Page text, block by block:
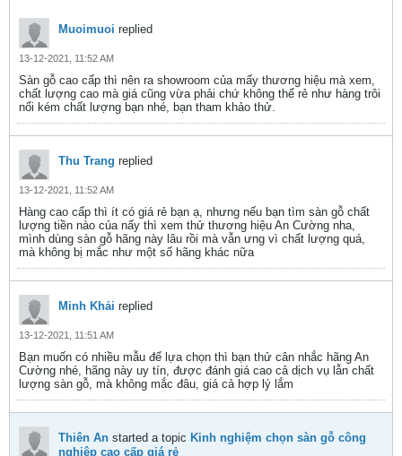
Muoimuoi replied
13-12-2021, 11:52 AM
Sàn gỗ cao cấp thì nên ra showroom của mấy thương hiệu mà xem,
chất lượng cao mà giá cũng vừa phải chứ không thể rẻ như hàng trôi
nổi kém chất lượng bạn nhé, bạn tham khảo thử.
Thu Trang replied
13-12-2021, 11:52 AM
Hàng cao cấp thì ít có giá rẻ bạn ạ, nhưng nếu bạn tìm sàn gỗ chất
lượng tiền nào của nấy thì xem thử thương hiệu An Cường nha,
mình dùng sàn gỗ hãng này lâu rồi mà vẫn ưng vì chất lượng quá,
mà không bị mắc như một số hãng khác nữa
Minh Khải replied
13-12-2021, 11:51 AM
Bạn muốn có nhiều mẫu để lựa chọn thì bạn thử cân nhắc hãng An
Cường nhé, hãng này uy tín, được đánh giá cao cả dịch vụ lẫn chất
lượng sàn gỗ, mà không mắc đâu, giá cả hợp lý lắm
Thiên An started a topic Kinh nghiệm chọn sàn gỗ công
nghiệp cao cấp giá rẻ